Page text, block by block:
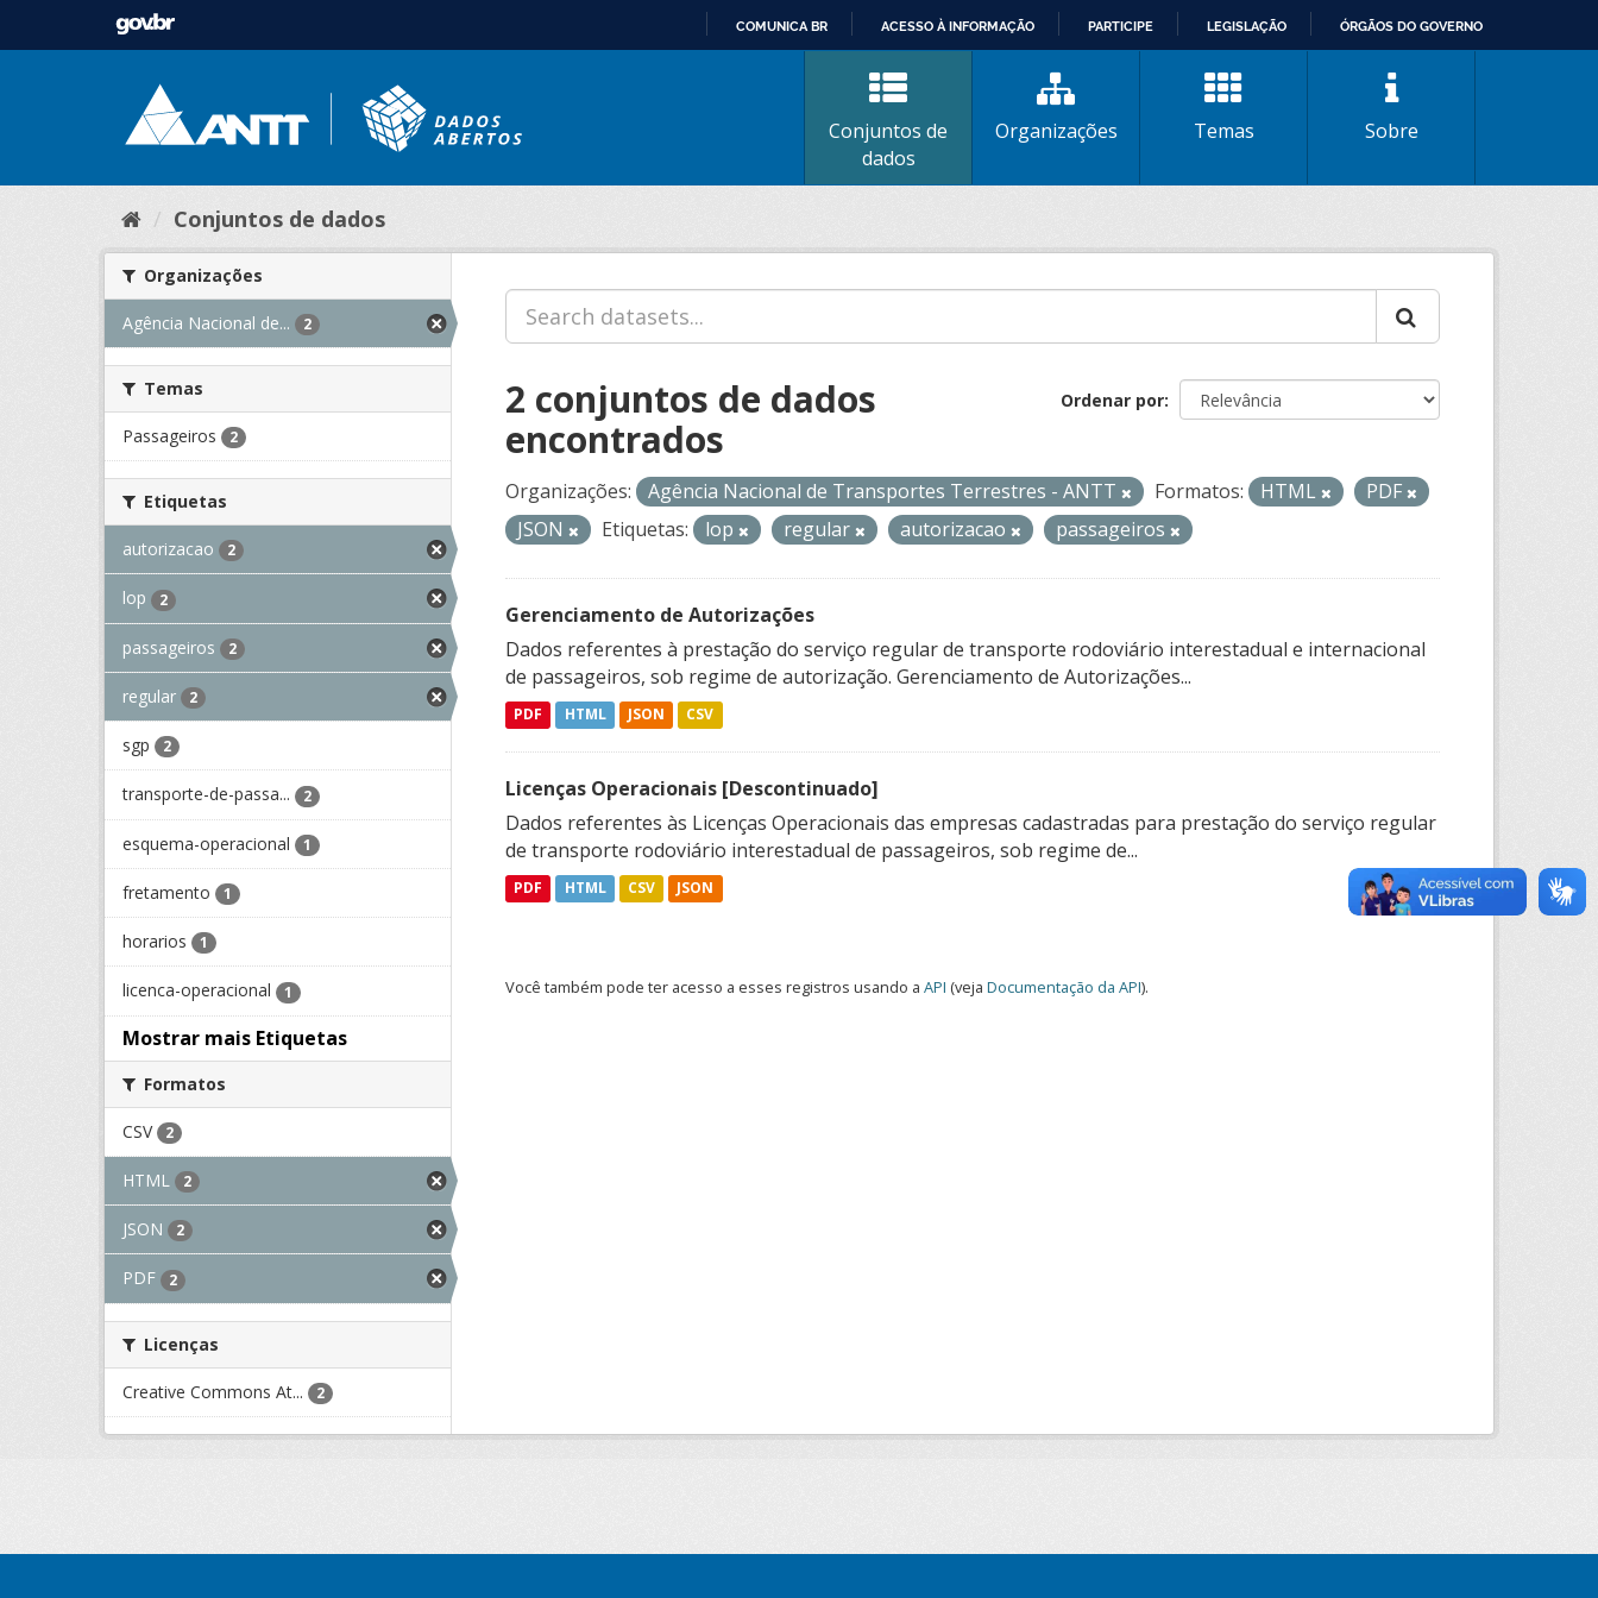
CONTEÚDO
COMUNICA BR ACESSO À INFORMAÇÃO PARTICIPE LEGISLAÇÃO ÓRGÃOS DO GOVERNO
Conjuntos de
dados
Organizações Temas Sobre
Conjuntos de dados
Organizações
Agência Nacional de... 2
Temas
Passageiros 2
Etiquetas
autorizacao 2
lop 2
passageiros 2
regular 2
sgp 2
transporte-de-passa... 2
esquema-operacional 1
fretamento 1
horarios 1
licenca-operacional 1
Mostrar mais Etiquetas
Formatos
CSV 2
HTML 2
JSON 2
PDF 2
Licenças
Creative Commons At... 2
Ordenar por
2 conjuntos de dados
encontrados
Organizações: Agência Nacional de Transportes Terrestres - ANTT Formatos: HTML
PDF
JSON
Etiquetas: lop regular autorizacao passageiros
Gerenciamento de Autorizações
Dados referentes à prestação do serviço regular de transporte rodoviário interestadual e internacional
de passageiros, sob regime de autorização. Gerenciamento de Autorizações...
PDF HTML JSON CSV
Licenças Operacionais [Descontinuado]
Dados referentes às Licenças Operacionais das empresas cadastradas para prestação do serviço regular
de transporte rodoviário interestadual de passageiros, sob regime de...
PDF HTML CSV JSON
Você também pode ter acesso a esses registros usando a API (veja Documentação da API).